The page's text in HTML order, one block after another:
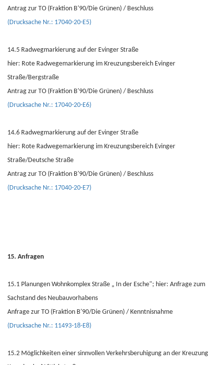
Antrag zur TO (Fraktion B'90/Die Grünen) / Beschluss
(Drucksache Nr.: 17040-20-E5)
14.5 Radwegmarkierung auf der Evinger Straße
hier: Rote Radwegemarkierung im Kreuzungsbereich Evinger
Straße/Bergstraße
Antrag zur TO (Fraktion B'90/Die Grünen) / Beschluss
(Drucksache Nr.: 17040-20-E6)
14.6 Radwegmarkierung auf der Evinger Straße
hier: Rote Radwegemarkierung im Kreuzungsbereich Evinger
Straße/Deutsche Straße
Antrag zur TO (Fraktion B'90/Die Grünen) / Beschluss
(Drucksache Nr.: 17040-20-E7)
15. Anfragen
15.1 Planungen Wohnkomplex Straße „ In der Esche"; hier: Anfrage zum
Sachstand des Neubauvorhabens
Anfrage zur TO (Fraktion B'90/Die Grünen) / Kenntnisnahme
(Drucksache Nr.: 11493-18-E8)
15.2 Möglichkeiten einer sinnvollen Verkehrsberuhigung an der Kreuzung